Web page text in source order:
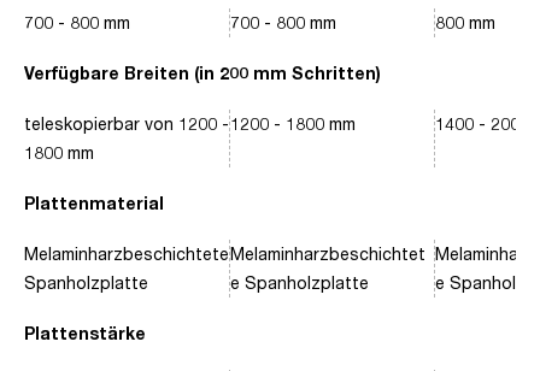
Verfügbare Breiten (in 200 mm Schritten)
Plattenmaterial
Plattenstärke
700 - 800 mm
teleskopierbar von 1200 -
1800 mm
Melaminharzbeschichtete
Spanholzplatte
700 - 800 mm
1200 - 1800 mm
Melaminharzbeschichtet
e Spanholzplatte
800 mm
1400 - 2000
e